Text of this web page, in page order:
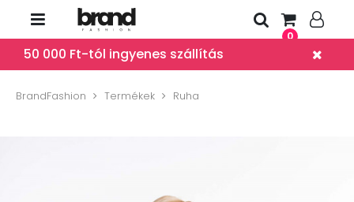
0
50 000 Ft-tól ingyenes szállítás
BrandFashion Termékek Ruha